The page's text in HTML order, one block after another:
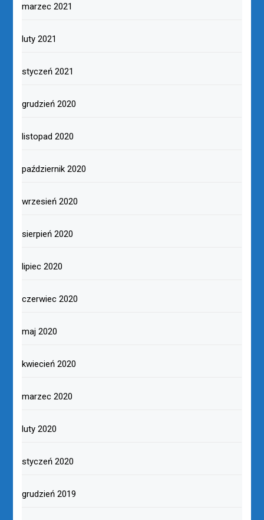
marzec 2021
luty 2021
styczeń 2021
grudzień 2020
listopad 2020
październik 2020
wrzesień 2020
sierpień 2020
lipiec 2020
czerwiec 2020
maj 2020
kwiecień 2020
marzec 2020
luty 2020
styczeń 2020
grudzień 2019